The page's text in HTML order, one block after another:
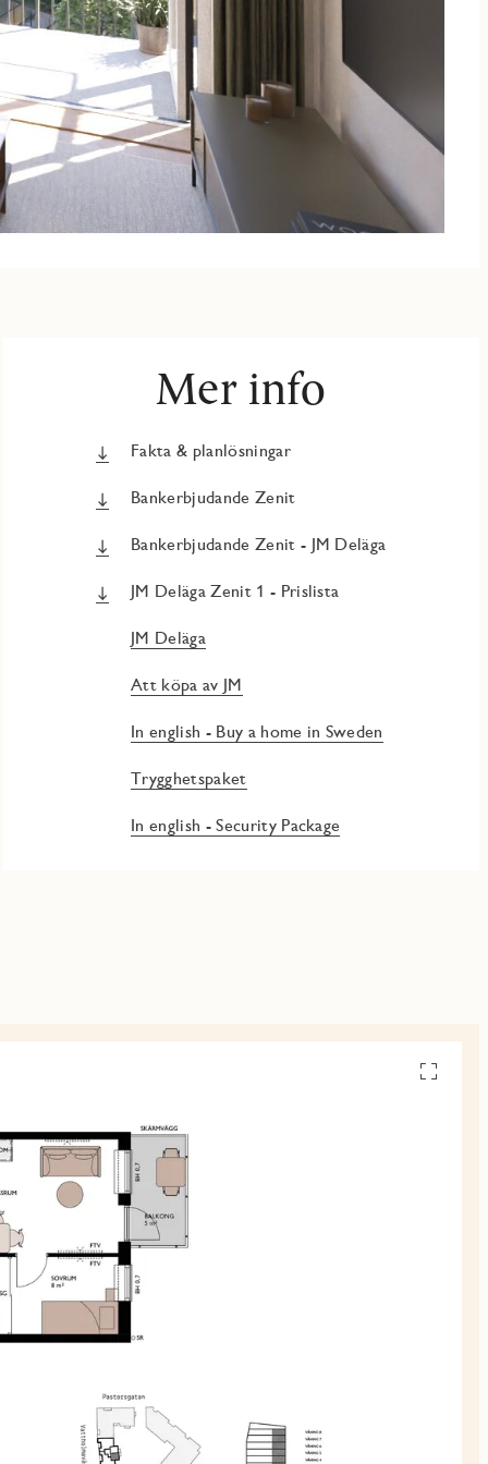
Mer info
Fakta & planlösningar
Bankerbjudande Zenit
Bankerbjudande Zenit - JM Deläga
JM Deläga Zenit 1 - Prislista
JM Deläga
Att köpa av JM
In english - Buy a home in Sweden
Trygghetspaket
In english - Security Package
Se